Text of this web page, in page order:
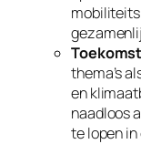
thema’s
en
naadloos
te lopen